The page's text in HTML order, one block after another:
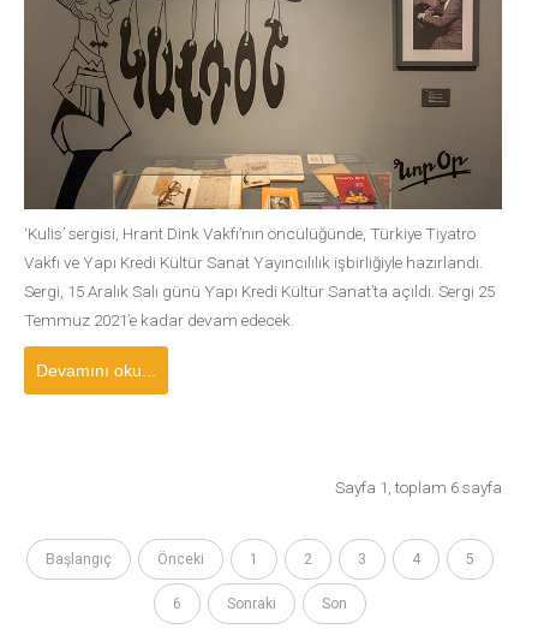
‘Kulis’ sergisi, Hrant Dink Vakfı’nın öncülüğünde, Türkiye Tiyatro
Vakfı ve Yapı Kredi Kültür Sanat Yayıncılılık işbirliğiyle hazırlandı.
Sergi, 15 Aralık Salı günü Yapı Kredi Kültür Sanat’ta açıldı. Sergi 25
Temmuz 2021’e kadar devam edecek.
Devamını oku...
Sayfa 1, toplam 6 sayfa
Başlangıç Önceki 1 2 3 4 5
6 Sonraki Son